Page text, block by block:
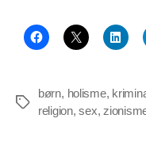
Tags
børn, holisme,
religion,sex,